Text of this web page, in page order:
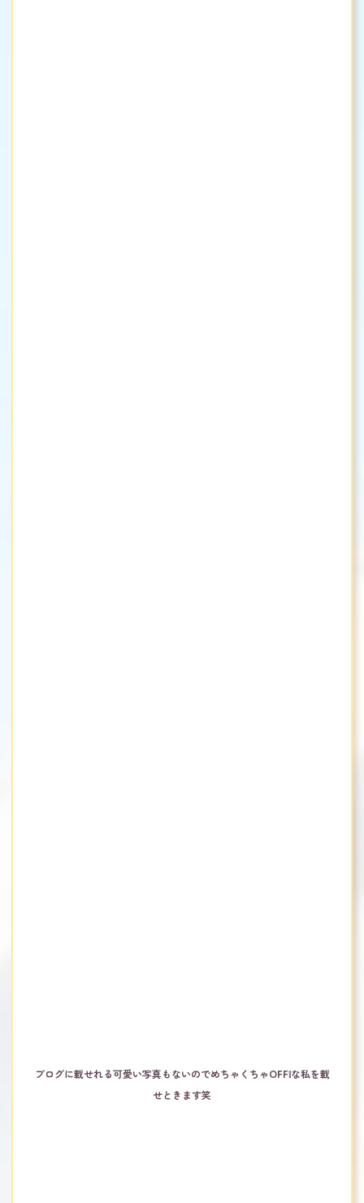
ブログに載せれる可愛い写真もないのでめちゃくちゃOFF❕な私を載
せときます笑